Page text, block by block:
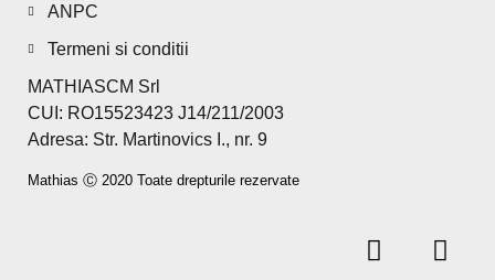
ANPC
Termeni si conditii
MATHIASCM Srl
CUI: RO15523423 J14/211/2003
Adresa: Str. Martinovics I., nr. 9
Mathias Ⓒ 2020 Toate drepturile rezervate